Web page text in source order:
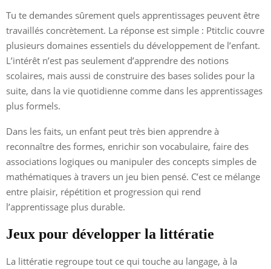
Tu te demandes sûrement quels apprentissages peuvent être
travaillés concrètement. La réponse est simple : Ptitclic couvre
plusieurs domaines essentiels du développement de l’enfant.
L’intérêt n’est pas seulement d’apprendre des notions
scolaires, mais aussi de construire des bases solides pour la
suite, dans la vie quotidienne comme dans les apprentissages
plus formels.
Dans les faits, un enfant peut très bien apprendre à
reconnaître des formes, enrichir son vocabulaire, faire des
associations logiques ou manipuler des concepts simples de
mathématiques à travers un jeu bien pensé. C’est ce mélange
entre plaisir, répétition et progression qui rend
l’apprentissage plus durable.
Jeux pour développer la littératie
La littératie regroupe tout ce qui touche au langage, à la